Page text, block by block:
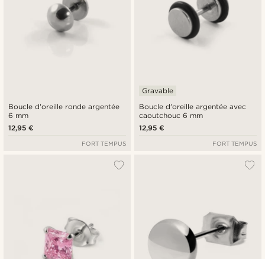
Boucle d'oreille ronde argentée
6 mm
12,95 €
FORT TEMPUS
Boucle d'oreille argentée avec
caoutchouc 6 mm
Gravable
12,95 €
FORT TEMPUS